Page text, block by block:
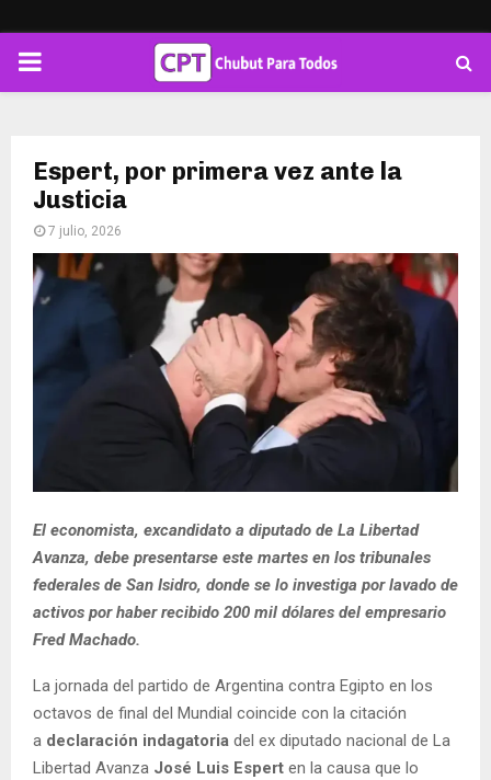
PRIMARY
Espert, por primera vez ante la
Justicia
7 julio, 2026
El economista, excandidato a diputado de La Libertad
Avanza, debe presentarse este martes en los tribunales
federales de San Isidro, donde se lo investiga por lavado de
activos por haber recibido 200 mil dólares del empresario
Fred Machado.
La jornada del partido de Argentina contra Egipto en los
octavos de final del Mundial coincide con la citación
a declaración indagatoria del ex diputado nacional de La
Libertad Avanza José Luis Espert en la causa que lo